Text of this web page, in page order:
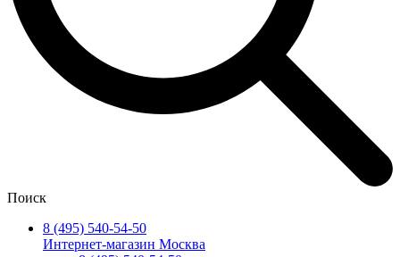
Поиск
8 (495) 540-54-50
Интернет-магазин Москва